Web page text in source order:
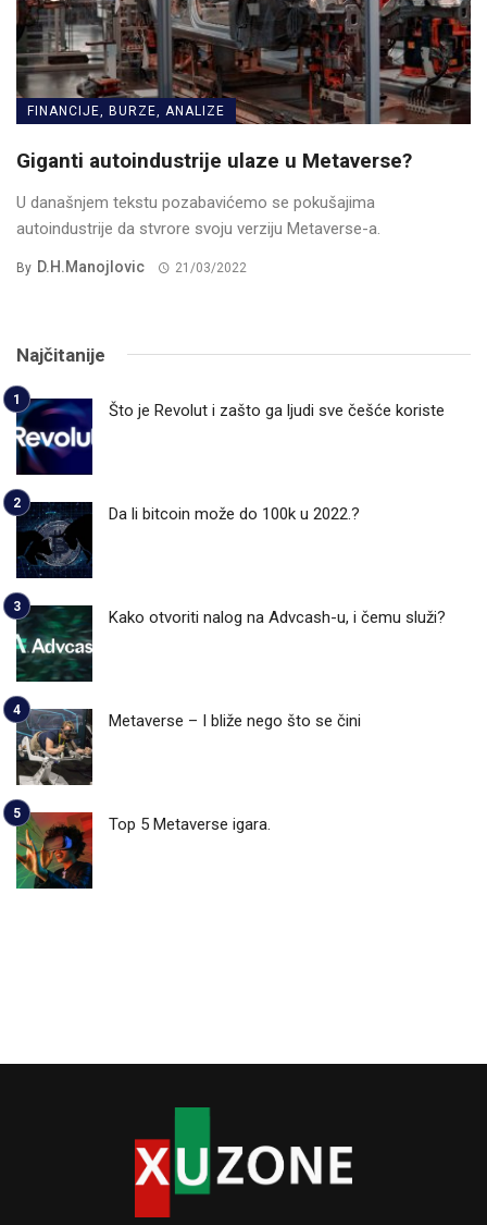
FINANCIJE, BURZE, ANALIZE
Giganti autoindustrije ulaze u Metaverse?
U današnjem tekstu pozabavićemo se pokušajima
autoindustrije da stvrore svoju verziju Metaverse-a.
By D.H.Manojlovic 21/03/2022
Najčitanije
Što je Revolut i zašto ga ljudi sve češće koriste
Da li bitcoin može do 100k u 2022.?
Kako otvoriti nalog na Advcash-u, i čemu služi?
Metaverse – I bliže nego što se čini
Top 5 Metaverse igara.